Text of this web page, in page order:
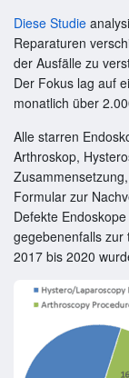
Diese Studie
Reparaturen
der Ausfälle zu
Der Fokus lag auf
monatlich über
Alle starren
Arthroskop,
Formular zur
Defekte
gegebenenfalls zur
2017 bis 2020